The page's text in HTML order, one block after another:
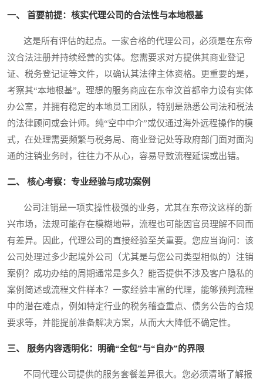
一、 首要前提：核实代理公司的合法性与本地根基
这是所有评估的起点。一家合格的代理公司，必须是在东帝
汶合法注册并持续经营的实体。您需要求对方提供其商业登记
证、税务登记证等文件，以确认其法律主体资格。更重要的是，
考察其“本地根基”。理想的服务商应在东帝汶首都帝力设有实体
办公室，并拥有稳定的本地员工团队，特别是熟悉公司法和税法
的法律顾问或会计师。纯“空中中介”或仅通过海外远程操作的模
式，在处理需要频繁与税务局、商业登记处等政府部门面对面沟
通的注销业务时，往往力不从心，容易导致流程延误或出错。
二、 核心考察：专业经验与成功案例
公司注销是一项实操性极强的业务，尤其在东帝汶这样的新
兴市场，法规可能存在模糊地带，流程也可能因官员理解不同而
有差异。因此，代理公司的直接经验至关重要。您应当询问：该
公司处理过多少起境外公司（尤其是与您公司类型相似的）注销
案例？成功办结的周期通常是多久？能否提供不涉及客户隐私的
案例简述或流程文件样本？一家经验丰富的代理，能够预判流程
中的潜在难点，例如特定行业的税务稽查重点、债务公告的合规
要求等，并能提前准备解决方案，从而大大降低不确定性。
三、 服务内容透明化：明确“全包”与“自办”的界限
不同代理公司提供的服务套餐差异很大。您必须清晰了解报